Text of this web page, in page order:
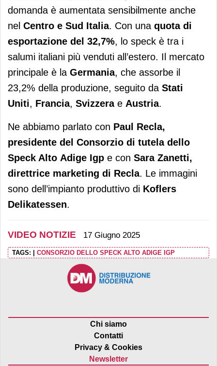
domanda è aumentata sensibilmente anche
nel Centro e Sud Italia. Con una quota di
esportazione del 32,7%, lo speck è tra i
salumi italiani più venduti all’estero. Il mercato
principale è la Germania, che assorbe il
23,2% della produzione, seguito da Stati
Uniti, Francia, Svizzerae Austria.
Ne abbiamo parlato con Paul Recla,
presidente del Consorzio di tutela dello
Speck Alto Adige Igp e con Sara Zanetti,
direttrice marketing di Recla. Le immagini
sono dell’impianto produttivo di Koflers
Delikatessen.
VIDEO NOTIZIE 17 Giugno 2025
TAGS: CONSORZIO DELLO SPECK ALTO ADIGE IGP
Chi siamo
Contatti
Privacy & Cookies
Newsletter